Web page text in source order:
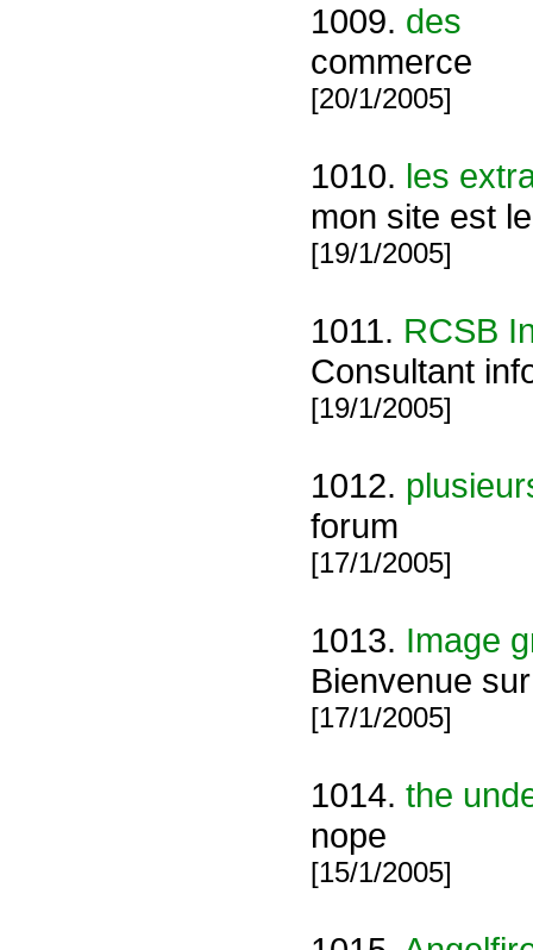
1009. des
commerce
[20/1/2005]
1010. les
mon site est
[19/1/2005]
1011. RCSB
Consultant
[19/1/2005]
1012.
forum
[17/1/2005]
1013. Image
Bienvenue
[17/1/2005]
1014. the
nope
[15/1/2005]